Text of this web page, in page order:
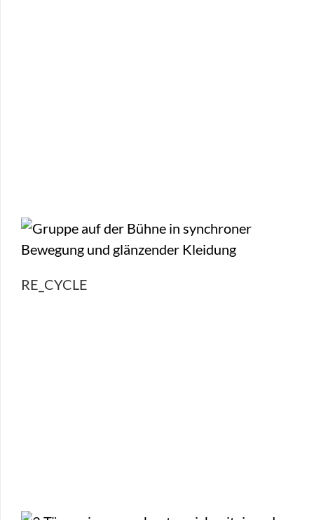
RE_CYCLE